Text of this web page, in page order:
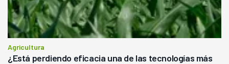
Agricultura
¿Está perdiendo eficacia una de las tecnologías más